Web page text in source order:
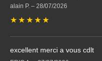
alain P. – 28/07/2026
★ ★ ★ ★ ★
excellent merci a vous cdlt